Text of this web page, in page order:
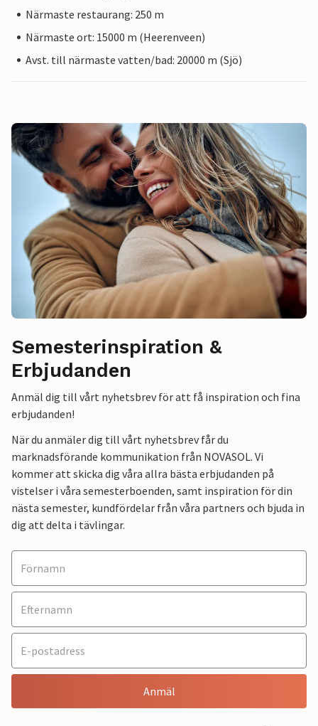
Närmaste restaurang: 250 m
Närmaste ort: 15000 m (Heerenveen)
Avst. till närmaste vatten/bad: 20000 m (Sjö)
Semesterinspiration &
Erbjudanden
Anmäl dig till vårt nyhetsbrev för att få inspiration och fina
erbjudanden!
När du anmäler dig till vårt nyhetsbrev får du
marknadsförande kommunikation från NOVASOL. Vi
kommer att skicka dig våra allra bästa erbjudanden på
vistelser i våra semesterboenden, samt inspiration för din
nästa semester, kundfördelar från våra partners och bjuda in
dig att delta i tävlingar.
Anmäl